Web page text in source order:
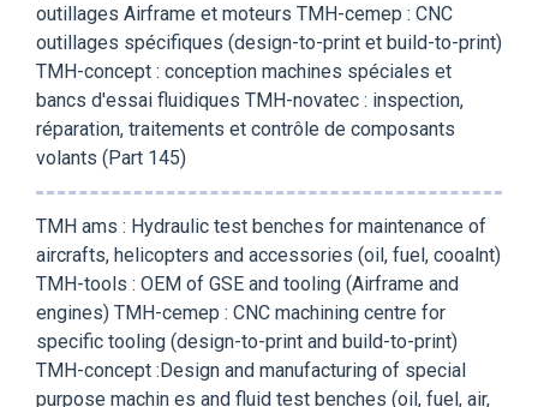
outillages Airframe et moteurs TMH-cemep : CNC
outillages spécifiques (design-to-print et build-to-print)
TMH-concept : conception machines spéciales et
bancs d'essai fluidiques TMH-novatec : inspection,
réparation, traitements et contrôle de composants
volants (Part 145)
TMH ams : Hydraulic test benches for maintenance of
aircrafts, helicopters and accessories (oil, fuel, cooalnt)
TMH-tools : OEM of GSE and tooling (Airframe and
engines) TMH-cemep : CNC machining centre for
specific tooling (design-to-print and build-to-print)
TMH-concept :Design and manufacturing of special
purpose machin es and fluid test benches (oil, fuel, air,